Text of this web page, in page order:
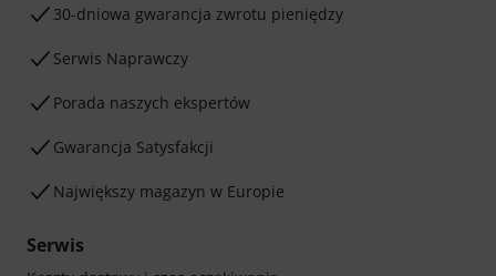
30-dniowa gwarancja zwrotu pieniędzy
Serwis Naprawczy
Porada naszych ekspertów
Gwarancja Satysfakcji
Największy magazyn w Europie
Serwis